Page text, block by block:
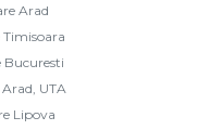
Arad
UTA
Lipova